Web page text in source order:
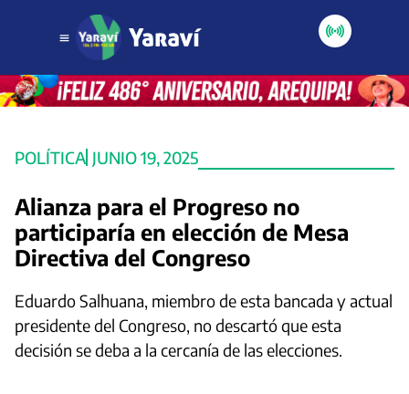
POLÍTICA JUNIO 19, 2025
Alianza para el Progreso no
participaría en elección de Mesa
Directiva del Congreso
Eduardo Salhuana, miembro de esta bancada y actual
presidente del Congreso, no descartó que esta
decisión se deba a la cercanía de las elecciones.